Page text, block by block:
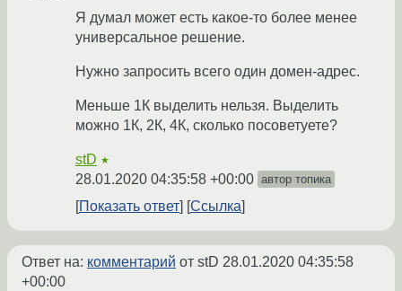
Я думал может есть какое-то более менее
универсальное решение.
Нужно запросить всего один домен-адрес.
Меньше 1К выделить нельзя. Выделить
можно 1К, 2К, 4К, сколько посоветуете?
stD ★
28.01.2020 04:35:58 +00:00 автор топика
Показать ответ Ссылка
Ответ на: комментарий от stD 28.01.2020 04:35:58
+00:00